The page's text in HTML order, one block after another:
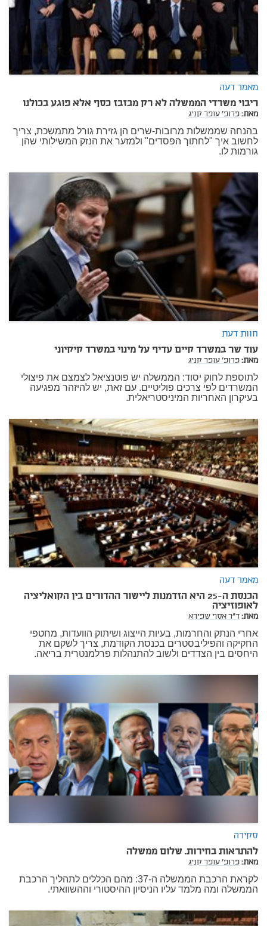
מאמר דעה
ריבוי משרדי הממשלה לא רק מבזבז כסף אלא פוגע בכולנו
מאת:פרופ' עופר קניג
בהנחה שממשלות מרובות-שרים הן גזירת גורל מתמשכת, צריך
לחשוב איך "לחתוך הפסדים" ולמזער את הנזק המשילותי שהן
גורמות לו.
חוות דעת
עוד שר במשרד קיים עדיף על מינוי במשרד קיקיוני
מאת:פרופ' עופר קניג
לתוספת לחוק יסוד: הממשלה יש פוטנציאל לצמצם את פיצולי
המשרדים לפי צרכים פוליטיים. עם זאת, יש להיזהר מפגיעה
בעיקרון האחריות המיניסטריאלית.
מאמר דעה
הכנסת ה-25 היא הזדמנות ליישור ההדורים בין הקואליציה
לאופוזיציה
מאת:ד"ר אסף שפירא
אחרי הנתק והחרמות, בעיות הייצוג ושיתוק הוועדות, מחטפי
החקיקה והפיליבסטרים בכנסת הקודמת, צריך לשקם את
היחסים בין הצדדים ולשוב להתנהלות פרלמנטרית בריאה.
סקירה
להתראות בחירות. שלום ממשלה
מאת:פרופ' עופר קניג
לקראת הרכבת הממשלה ה-37: מהם הכללים לתהליך הרכבת
הממשלה ומה מלמד עליו הניסיון ההיסטורי וההשוואתי.